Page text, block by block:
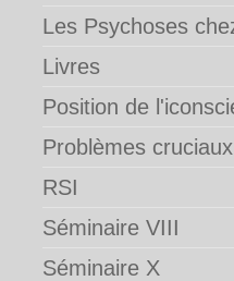
Les Psychoses
Livres
Position de
Problèmes cruciaux
RSI
Séminaire VIII
Séminaire X